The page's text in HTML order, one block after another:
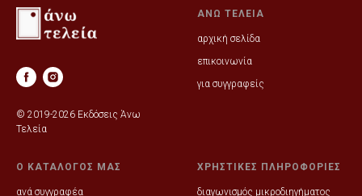
© 2019-2026 Εκδόσεις Άνω
Τελεία
ΑΝΩ ΤΕΛΕΙΑ
αρχική σελίδα
επικοινωνία
για συγγραφείς
Ο ΚΑΤΑΛΟΓΟΣ ΜΑΣ
ανά συγγραφέα
ΧΡΗΣΤΙΚΕΣ ΠΛΗΡΟΦΟΡΙΕΣ
διαγωνισμός μικροδιηγήματος